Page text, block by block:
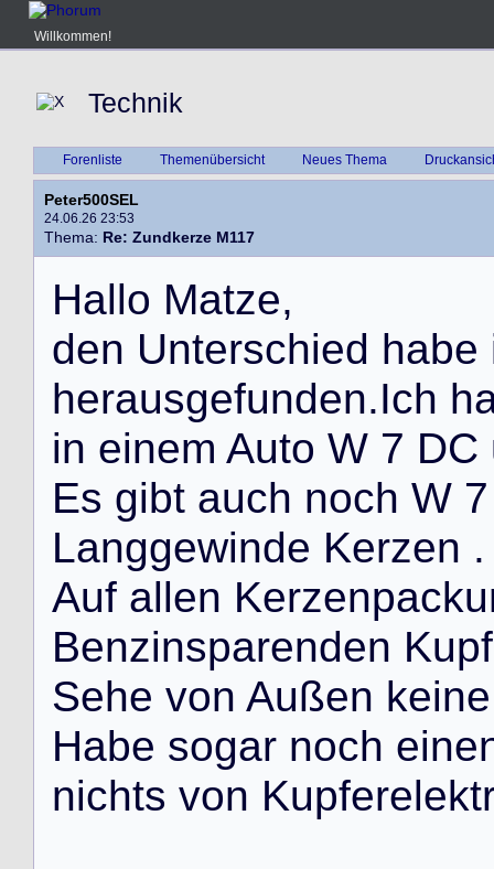
Willkommen!
Technik
Forenliste Themenübersicht Neues Thema
Peter500SEL
24.06.26 23:53
Thema: Re: Zundkerze M117
Hallo Matze,
den Unterschied habe
herausgefunden.Ich h
in einem Auto W 7 DC
Es gibt auch noch W 7
Langgewinde Kerzen .
Auf allen Kerzenpacku
Benzinsparenden Kupf
Sehe von Außen keine
Habe sogar noch eine
nichts von Kupferelekt